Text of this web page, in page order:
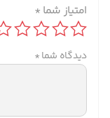
امتیاز شما *
دیدگاه شما*